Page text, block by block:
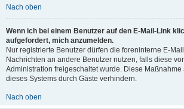
Nach oben
Wenn ich bei einem Benutzer auf den E-Mail-Link
aufgefordert, mich anzumelden.
Nur registrierte Benutzer dürfen die foreninterne E-
Nachrichten an andere Benutzer nutzen, falls diese
Administration freigeschaltet wurde. Diese Maßnahme
dieses Systems durch Gäste verhindern.
Nach oben